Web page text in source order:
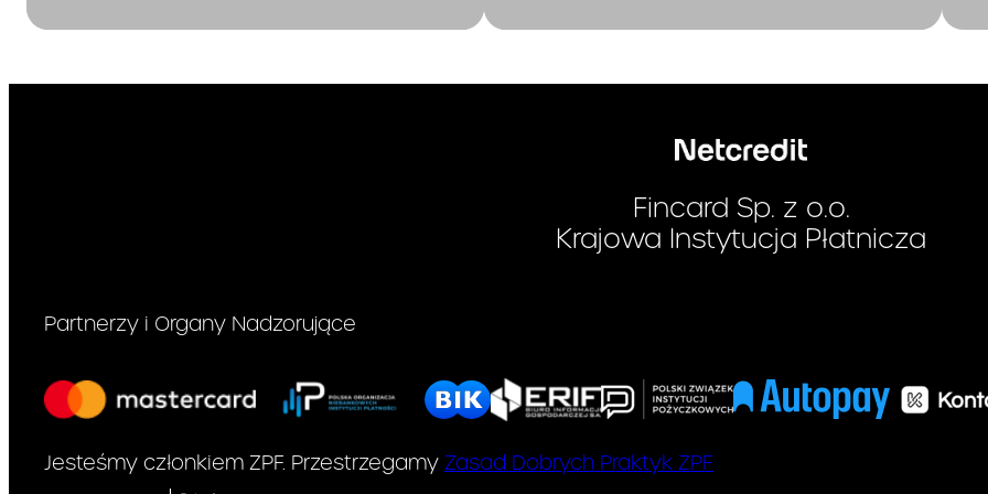
powodujące jej
spłaty
najmniej Minimalnej Kwoty
Dniu Spłaty.
Minimalna Kwota do
sumę:
Fincard Sp. z o.o.
Krajowa Instytucja Płatnicza
Partnerzy i Organy Nadzorujące
Jesteśmy członkiem ZPF. Przestrzegamy Zasad Dobrych Praktyk ZPF